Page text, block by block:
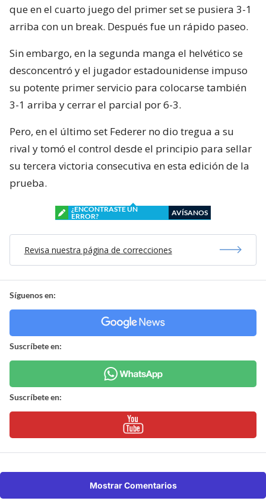
que en el cuarto juego del primer set se pusiera 3-1
arriba con un break. Después fue un rápido paseo.
Sin embargo, en la segunda manga el helvético se
desconcentró y el jugador estadounidense impuso
su potente primer servicio para colocarse también
3-1 arriba y cerrar el parcial por 6-3.
Pero, en el último set Federer no dio tregua a su
rival y tomó el control desde el principio para sellar
su tercera victoria consecutiva en esta edición de la
prueba.
¿ENCONTRASTE UN
ERROR?
AVÍSANOS
Revisa nuestra página de correcciones
Síguenos en:
Suscríbete en:
Suscríbete en:
Mostrar Comentarios